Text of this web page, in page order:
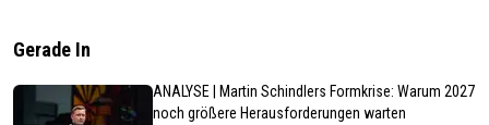
Gerade In
ANALYSE | Martin Schindlers Formkrise: Warum 2027
noch größere Herausforderungen warten